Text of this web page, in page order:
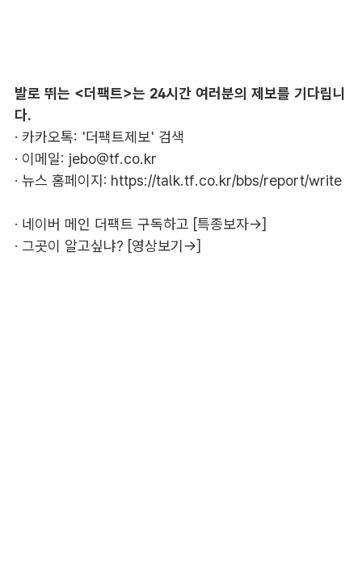
발로 뛰는 <더팩트>는 24시간 여러분의 제보를 기다립니
다.
· 카카오톡: '더팩트제보' 검색
· 이메일: jebo@tf.co.kr
· 뉴스 홈페이지: https://talk.tf.co.kr/bbs/report/write
· 네이버 메인 더팩트 구독하고 [특종보자→]
· 그곳이 알고싶냐? [영상보기→]